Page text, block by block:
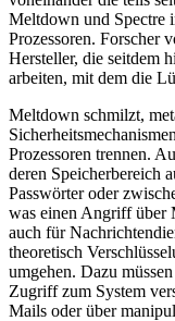
Meltdown und Spectre
Prozessoren. Forscher
Hersteller, die seitdem
arbeiten, mit dem die
Meltdown schmilzt,
Prozessoren trennen.
deren Speicherbereich
Passwörter oder
was einen Angriff über
auch für
theoretisch
umgehen. Dazu
Zugriff zum System
Mails oder über